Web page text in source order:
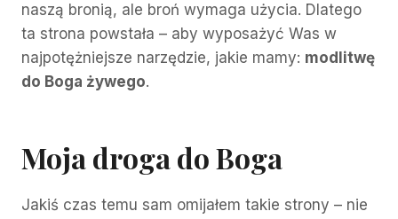
naszą bronią, ale broń wymaga użycia. Dlatego
ta strona powstała – aby wyposażyć Was w
najpotężniejsze narzędzie, jakie mamy: modlitwę
do Boga żywego.
Moja droga do Boga
Jakiś czas temu sam omijałem takie strony – nie